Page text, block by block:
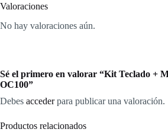
Valoraciones
No hay valoraciones aún.
Sé el primero en valorar “Kit Teclado +
OC100”
Debes accederpara publicar una valoración.
Productos relacionados